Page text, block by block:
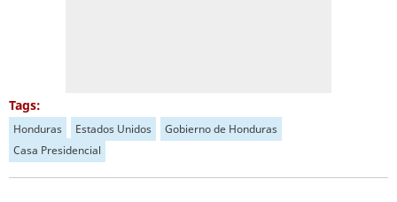
Tags:
Honduras Estados Unidos
Gobierno de Honduras
Casa Presidencial